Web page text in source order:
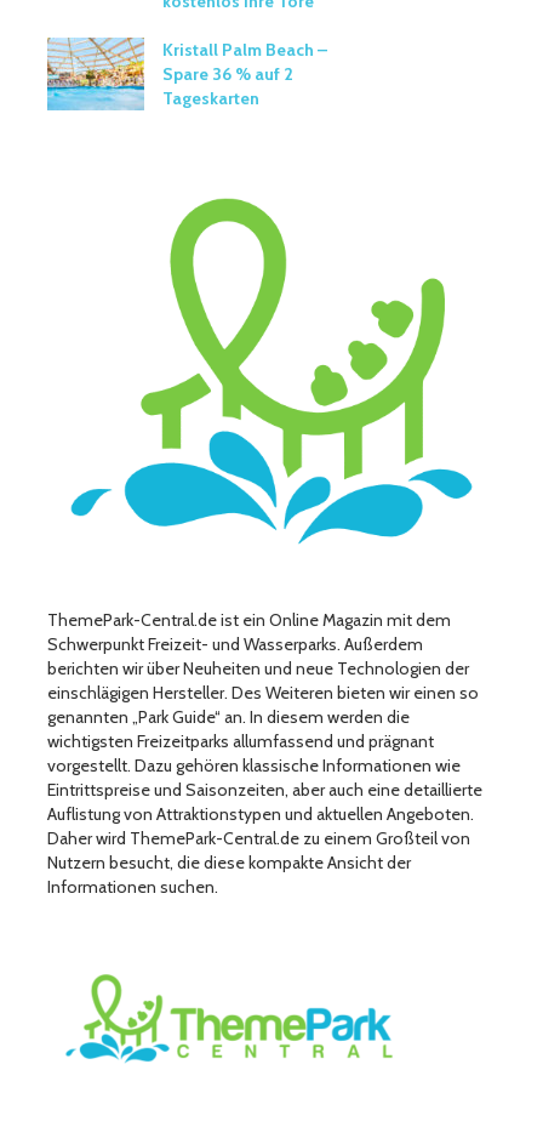
Kristall Palm Beach –
Spare 36 % auf 2
Tageskarten
ThemePark-Central.de ist ein Online Magazin mit dem
Schwerpunkt Freizeit- und Wasserparks. Außerdem
berichten wir über Neuheiten und neue Technologien der
einschlägigen Hersteller. Des Weiteren bieten wir einen so
genannten „Park Guide“ an. In diesem werden die
wichtigsten Freizeitparks allumfassend und prägnant
vorgestellt. Dazu gehören klassische Informationen wie
Eintrittspreise und Saisonzeiten, aber auch eine detaillierte
Auflistung von Attraktionstypen und aktuellen Angeboten.
Daher wird ThemePark-Central.de zu einem Großteil von
Nutzern besucht, die diese kompakte Ansicht der
Informationen suchen.